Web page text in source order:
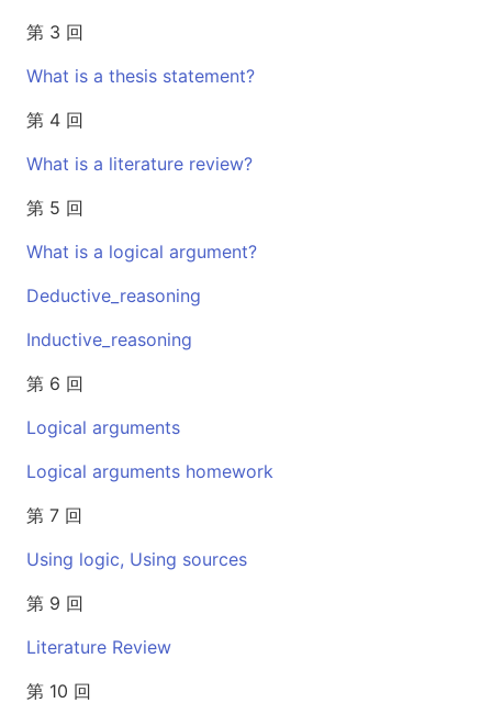
第 3 回
What is a thesis statement?
第 4 回
What is a literature review?
第 5 回
What is a logical argument?
Deductive_reasoning
Inductive_reasoning
第 6 回
Logical arguments
Logical arguments homework
第 7 回
Using logic, Using sources
第 9 回
Literature Review
第 10 回